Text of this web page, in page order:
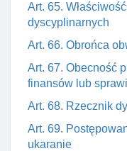
Art. 65.
dyscyplinarnych
Art. 66. Obrońca
Art. 67. Obecność
finansów lub
Art. 68. Rzecznik
Art. 69.
ukaranie